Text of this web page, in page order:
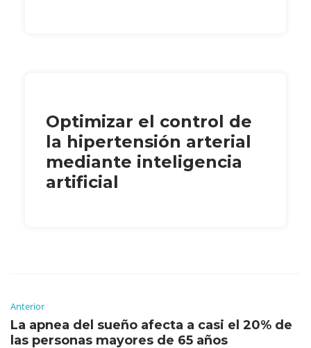
Optimizar el control de
la hipertensión arterial
mediante inteligencia
artificial
Anterior
La apnea del sueño afecta a casi el 20% de
las personas mayores de 65 años